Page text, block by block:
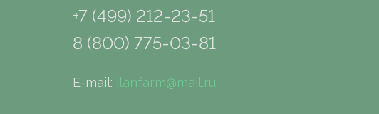
+7 (499) 212-23-51
8 (800) 775-03-81
E-mail: ilanfarm@mail.ru